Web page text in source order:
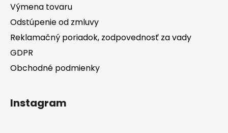
Výmena tovaru
Odstúpenie od zmluvy
Reklamačný poriadok, zodpovednosť za vady
GDPR
Obchodné podmienky
Instagram